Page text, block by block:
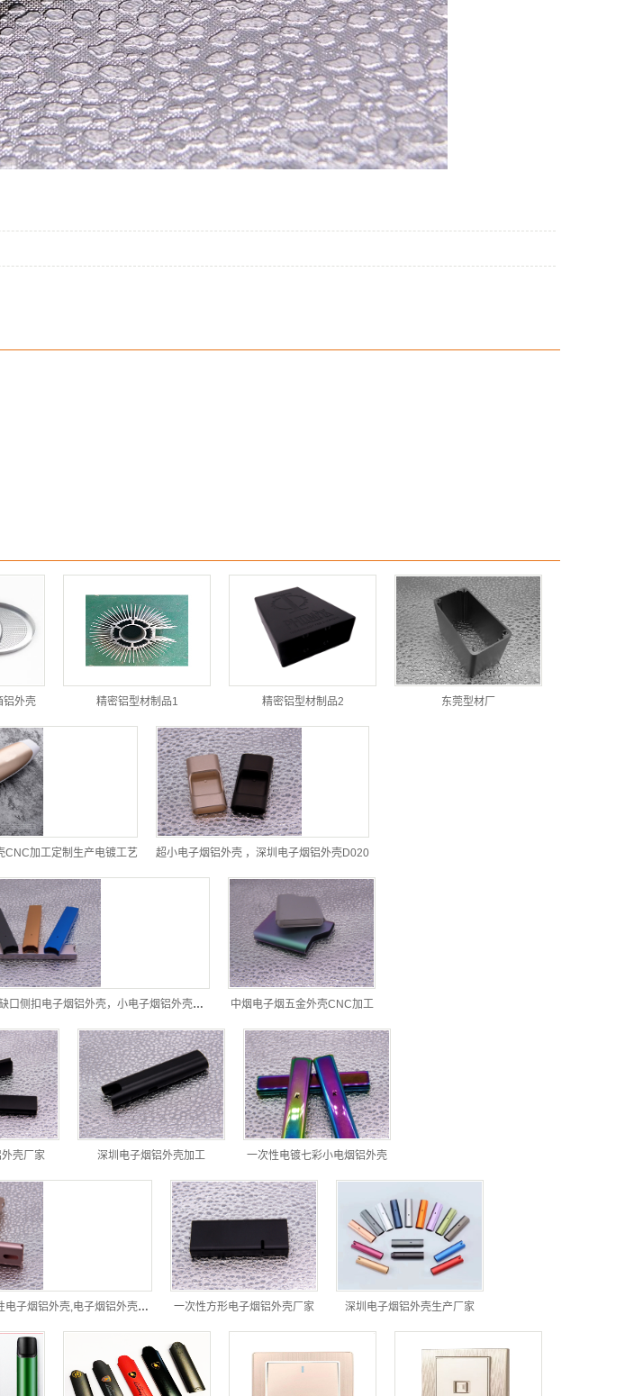
铝外壳 精密铝型材制品1 精密铝型材制品2 东莞型材厂
CNC加工定制生产电镀工艺 超小电子烟铝外壳 ，深圳电子烟铝外壳D020
方形梯形缺口侧扣电子烟铝外壳，小电子烟铝外壳CNC加工 中烟电子烟五金外壳CNC加工
壳厂家 深圳电子烟铝外壳加工 一次性电镀七彩小电烟铝外壳
方形三角形缺口一次性电子烟铝外壳,电子烟铝外壳厂家 一次性方形电子烟铝外壳厂家 深圳电子烟铝外壳生产厂家